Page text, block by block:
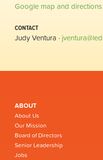
Google map and directions
CONTACT
Judy Ventura ·
ABOUT
About Us
Our Mission
Board of Directors
Senior Leadership
Jobs